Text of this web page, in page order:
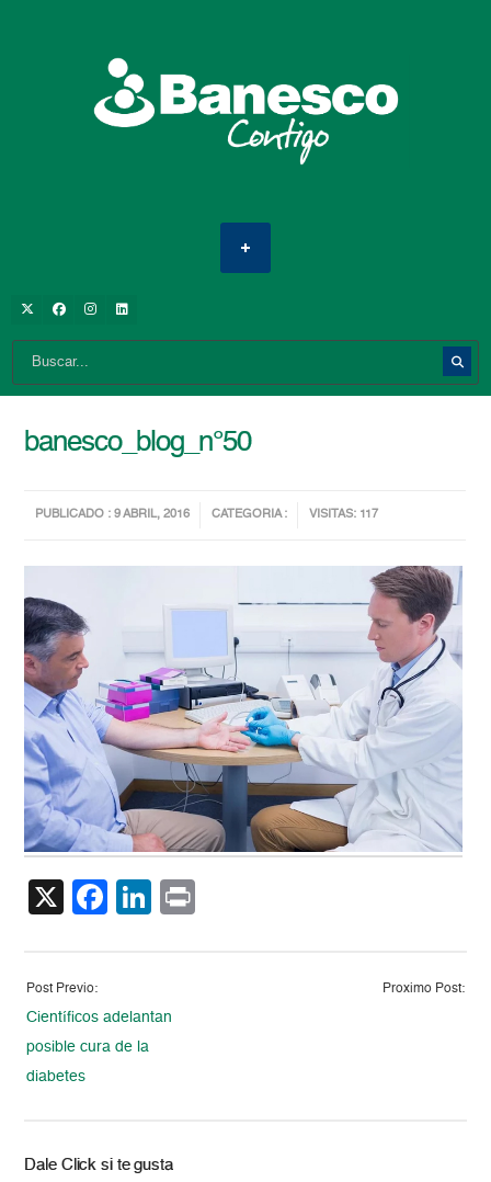
banesco_blog_n°50
PUBLICADO : 9 ABRIL, 2016 CATEGORIA : VISITAS: 117
X Facebook
LinkedIn
Post Previo:
Científicos adelantan
posible cura de la
diabetes
Proximo Post:
Dale Click si te gusta